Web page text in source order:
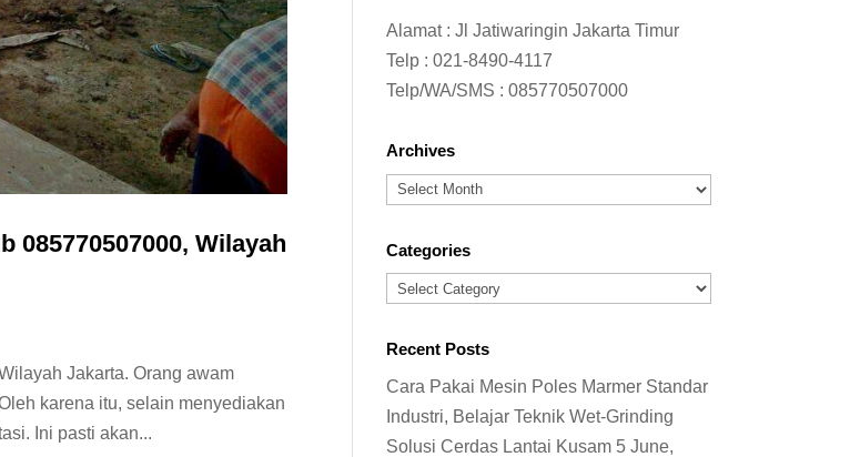
085770507000, Wilayah
Jakarta. Orang awam
karena itu, selain menyediakan
Ini pasti akan...
Alamat : Jl Jatiwaringin Jakarta Timur
Telp :021-8490-4117
Telp/WA/SMS :085770507000
Archives
Archives
Categories
Categories
Recent Posts
Cara Pakai Mesin Poles Marmer Standar
Industri, Belajar Teknik Wet-Grinding
Solusi Cerdas Lantai Kusam 5 June,